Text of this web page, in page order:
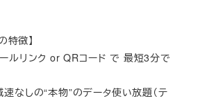
特徴】
ールリンク or QRコード で 最短3分で
なしの“本物”のデータ使い放題（テ